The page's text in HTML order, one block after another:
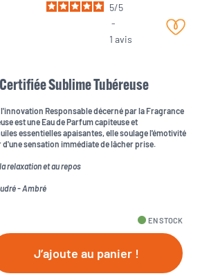
5/5
-
1 avis
Certifiée Sublime Tubéreuse
Responsable décerné par la Fragrance
est une Eau de Parfum capiteuse et
essentielles apaisantes, elle soulage l'émotivité
sensation immédiate de lâcher prise.
relaxation et au repos
- Ambré
fiber_manual_record EN STOCK
J’ajoute au panier !